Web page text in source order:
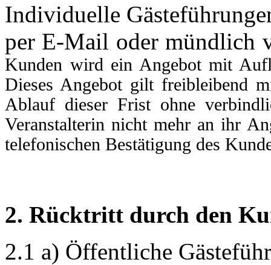
Individuelle
per E-Mail oder mündlich
Kunden wird ein Angebot mit
Dieses Angebot gilt freibleibend
Ablauf dieser Frist ohne
Veranstalterin nicht mehr an ihr
telefonischen Bestätigung des
2. Rücktritt durch den
2.1 a) Öffentliche